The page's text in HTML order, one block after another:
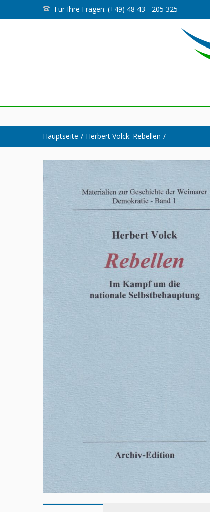
Für Ihre Fragen: (+49) 48 43 - 205 325
Hauptseite Herbert Volck: Rebellen